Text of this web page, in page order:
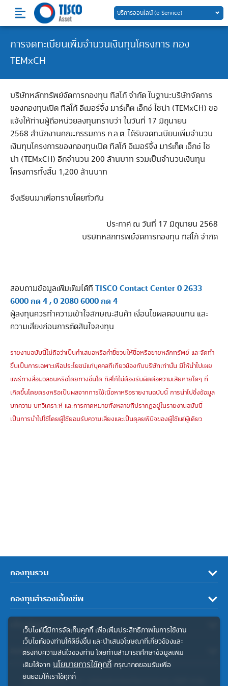
content
บริการออนไลน์ (e-Service)
การจดทะเบียนเพิ่มจำนวนเงินทุนโครงการ กอง
TEMxCH
บริษัทหลักทรัพย์จัดการกองทุน ทิสโก้ จำกัด ในฐานะบริษัทจัดการ
ของกองทุนเปิด ทิสโก้ อีเมอร์จิ้ง มาร์เก็ต เอ็กซ์ ไชน่า (TEMxCH) ขอ
แจ้งให้ท่านผู้ถือหน่วยลงทุนทราบว่า ในวันที่ 17 มิถุนายน
2568 สำนักงานคณะกรรมการ ก.ล.ต. ได้รับจดทะเบียนเพิ่มจำนวน
เงินทุนโครงการของกองทุนเปิด ทิสโก้ อีเมอร์จิ้ง มาร์เก็ต เอ็กซ์ ไช
น่า (TEMxCH) อีกจำนวน 200 ล้านบาท รวมเป็นจำนวนเงินทุน
โครงการทั้งสิ้น 1,200 ล้านบาท
จึงเรียนมาเพื่อทราบโดยทั่วกัน
ประกาศ ณ วันที่ 17 มิถุนายน 2568
บริษัทหลักทรัพย์จัดการกองทุน ทิสโก้ จำกัด
สอบถามข้อมูลเพิ่มเติมได้ที่ TISCO Contact Center 0 2633
6000 กด 4 , 0 2080 6000 กด 4
ผู้ลงทุนควรทำความเข้าใจลักษณะสินค้า เงื่อนไขผลตอบแทน และ
ความเสี่ยงก่อนการตัดสินใจลงทุน
รายงานฉบับนี้ไม่ถือว่าเป็นคำเสนอหรือคำชี้ชวนให้ซื้อหรือขายหลักทรัพย์ และจัดทำ
ขึ้นเป็นการเฉพาะเพื่อประโยชน์แก่บุคคลที่เกี่ยวข้องกับบริษัทเท่านั้น มิให้นำไปเผย
แพร่ทางสื่อมวลชนหรือโดยทางอื่นใด ทิสโก้ไม่ต้องรับผิดต่อความเสียหายใดๆ ที่
เกิดขึ้นโดยตรงหรือเป็นผลจากการใช้เนื้อหาหรือรายงานฉบับนี้ การนำไปซึ่งข้อมูล
บทความ บทวิเคราะห์ และการคาดหมายทั้งหลายที่ปรากฏอยู่ในรายงานฉบับนี้
เป็นการนำไปใช้โดยผู้ใช้ยอมรับความเสี่ยงและเป็นดุลยพินิจของผู้ใช้แต่ผู้เดียว
กองทุนรวม
กองทุนสำรองเลี้ยงชีพ
เกี่ยวกับเรา
ลิงค์ที่เกี่ยวข้อง
© สงวนลิขสิทธิ์ 2567 บริษัทหลักทรัพย์จัดการกองทุน ทิสโก้ จำกัด
เว็บไซต์นี้มีการจัดเก็บคุกกี้ เพื่อเพิ่มประสิทธิภาพในการใช้งาน
เว็บไซต์ของท่านให้ดียิ่งขึ้น และนำเสนอโฆษณาที่เกี่ยวข้องและ
ตรงกับความสนใจของท่าน โดยท่านสามารถศึกษาข้อมูลเพิ่ม
เติมได้จาก นโยบายการใช้คุกกี้ กรุณากดยอมรับเพื่อ
ยินยอมให้เราใช้คุกกี้